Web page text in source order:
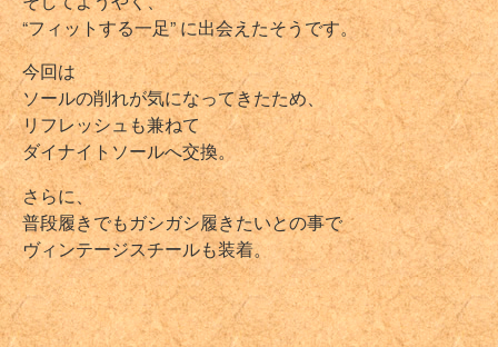
“フィットする一足” に出会えたそうです。
今回は
ソールの削れが気になってきたため、
リフレッシュも兼ねて
ダイナイトソールへ交換。
さらに、
普段履きでもガシガシ履きたいとの事で
ヴィンテージスチールも装着。